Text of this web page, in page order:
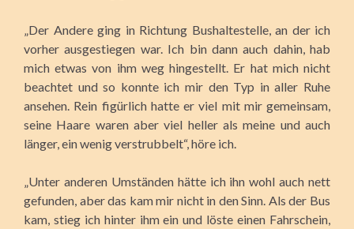
„Der Andere ging in Richtung Bushaltestelle, an der ich
vorher ausgestiegen war. Ich bin dann auch dahin, hab
mich etwas von ihm weg hingestellt. Er hat mich nicht
beachtet und so konnte ich mir den Typ in aller Ruhe
ansehen. Rein figürlich hatte er viel mit mir gemeinsam,
seine Haare waren aber viel heller als meine und auch
länger, ein wenig verstrubbelt“, höre ich.
„Unter anderen Umständen hätte ich ihn wohl auch nett
gefunden, aber das kam mir nicht in den Sinn. Als der Bus
kam, stieg ich hinter ihm ein und löste einen Fahrschein,